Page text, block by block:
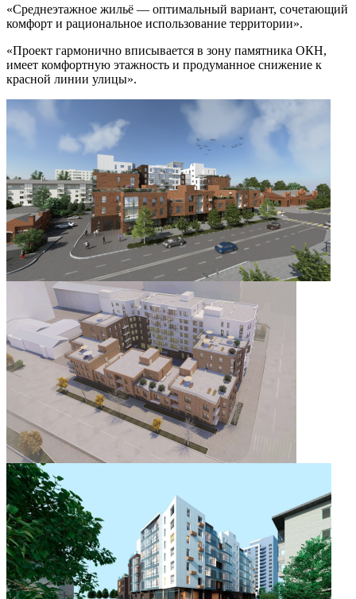
«Среднеэтажное жильё — оптимальный вариант, сочетающий
комфорт и рациональное использование территории».
«Проект гармонично вписывается в зону памятника ОКН,
имеет комфортную этажность и продуманное снижение к
красной линии улицы».